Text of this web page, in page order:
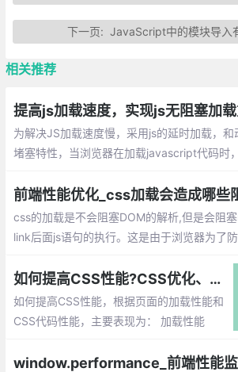
下一页:JavaScript中的模块导入
相关推荐
为解决JS加载速度慢，采用js的延时加载，和
堵塞特性，当浏览器在加载javascript代码时
久。
前端性能优化_css加载会造成哪些
css的加载是不会阻塞DOM的解析,但是会阻
link后面js语句的执行。这是由于浏览器为了
等在css加载完成之后才进行dom的渲染以及
如何提高CSS性能?CSS优化、提高性能提升总汇
如何提高CSS性能，根据页面的加载性能和
CSS代码性能，主要表现为： 加载性能
提高并发方面入手），选择器性能，渲染性
window.performance_前端性能